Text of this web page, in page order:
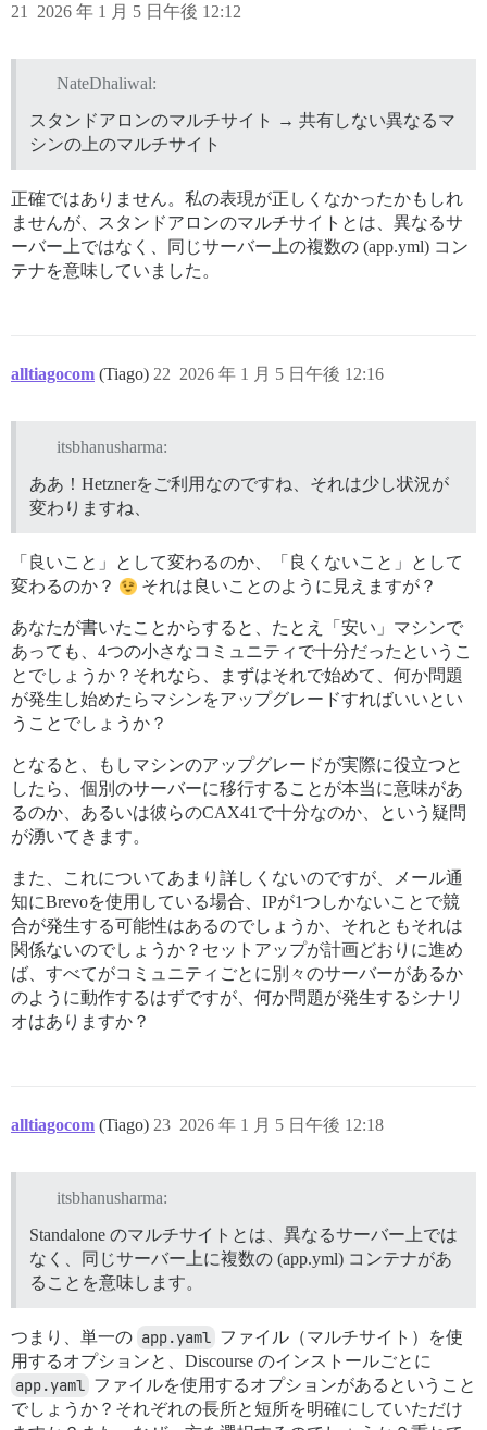
2026 年 1 月 5 日午後 12:12
21
NateDhaliwal:
スタンドアロンのマルチサイト → 共有しない異なるマ
シンの上のマルチサイト
正確ではありません。私の表現が正しくなかったかもしれ
ませんが、スタンドアロンのマルチサイトとは、異なるサ
ーバー上ではなく、同じサーバー上の複数の (app.yml) コン
テナを意味していました。
alltiagocom (Tiago) 2026 年 1 月 5 日午後 12:16
22
itsbhanusharma:
ああ！Hetznerをご利用なのですね、それは少し状況が
変わりますね、
「良いこと」として変わるのか、「良くないこと」として
変わるのか？
それは良いことのように見えますが？
あなたが書いたことからすると、たとえ「安い」マシンで
あっても、4つの小さなコミュニティで十分だったというこ
とでしょうか？それなら、まずはそれで始めて、何か問題
が発生し始めたらマシンをアップグレードすればいいとい
うことでしょうか？
となると、もしマシンのアップグレードが実際に役立つと
したら、個別のサーバーに移行することが本当に意味があ
るのか、あるいは彼らのCAX41で十分なのか、という疑問
が湧いてきます。
また、これについてあまり詳しくないのですが、メール通
知にBrevoを使用している場合、IPが1つしかないことで競
合が発生する可能性はあるのでしょうか、それともそれは
関係ないのでしょうか？セットアップが計画どおりに進め
ば、すべてがコミュニティごとに別々のサーバーがあるか
のように動作するはずですが、何か問題が発生するシナリ
オはありますか？
alltiagocom (Tiago) 2026 年 1 月 5 日午後 12:18
23
itsbhanusharma:
Standalone のマルチサイトとは、異なるサーバー上では
なく、同じサーバー上に複数の (app.yml) コンテナがあ
ることを意味します。
つまり、単一の app.yaml ファイル（マルチサイト）を使
用するオプションと、Discourse のインストールごとに
app.yaml ファイルを使用するオプションがあるということ
でしょうか？それぞれの長所と短所を明確にしていただけ